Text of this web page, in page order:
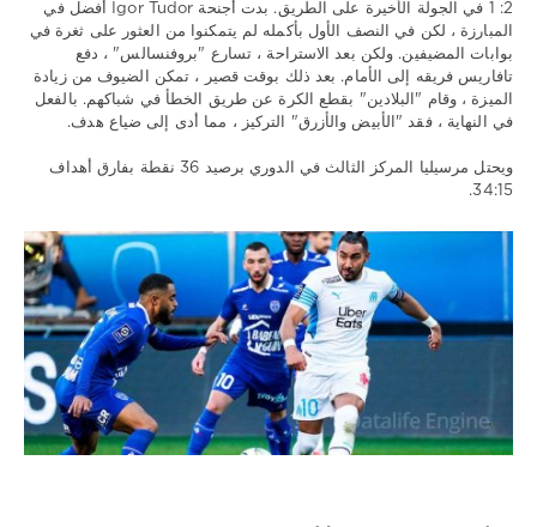
2: 1 في الجولة الأخيرة على الطريق. بدت أجنحة Igor Tudor أفضل في
المبارزة ، لكن في النصف الأول بأكمله لم يتمكنوا من العثور على ثغرة في
بوابات المضيفين. ولكن بعد الاستراحة ، تسارع "بروفنسالس" ، دفع
تافاريس فريقه إلى الأمام. بعد ذلك بوقت قصير ، تمكن الضيوف من زيادة
الميزة ، وقام "البلادين" بقطع الكرة عن طريق الخطأ في شباكهم. بالفعل
في النهاية ، فقد "الأبيض والأزرق" التركيز ، مما أدى إلى ضياع هدف.
ويحتل مرسيليا المركز الثالث في الدوري برصيد 36 نقطة بفارق أهداف
34:15.